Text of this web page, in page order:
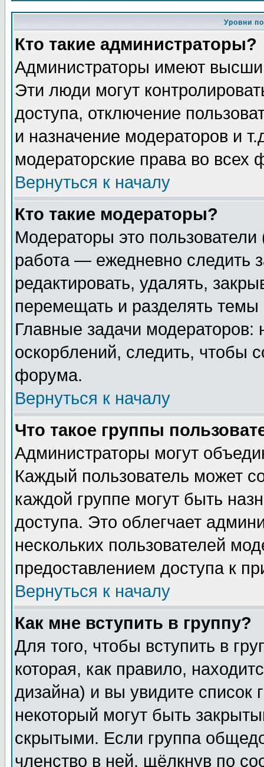
Уровни
Кто такие администраторы?
Администраторы имеют
Эти люди могут
доступа, отключение
и назначение модераторов и
модераторские права во всех
Вернуться к началу
Кто такие модераторы?
Модераторы это
работа — ежедневно следить
редактировать, удалять,
перемещать и разделять
Главные задачи
оскорблений, следить, чтобы
форума.
Вернуться к началу
Что такое группы
Администраторы могут
Каждый пользователь может
каждой группе могут быть
доступа. Это облегчает
нескольких пользователей
предоставлением доступа к
Вернуться к началу
Как мне вступить в группу?
Для того, чтобы вступить в
которая, как правило,
дизайна) и вы увидите список
некоторый могут быть
скрытыми. Если группа
членство в ней, щёлкнув по